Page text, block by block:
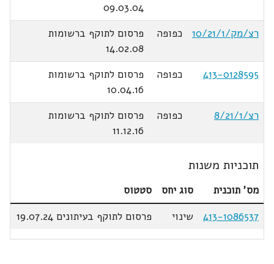
09.03.04
רצ/מק/10/21/1
כפופה
פרסום לתוקף ברשומות
14.02.08
413-0128595
כפופה
פרסום לתוקף ברשומות
10.04.16
רצ/8/21/1
כפופה
פרסום לתוקף ברשומות
11.12.16
תוכניות משנות
מס' תוכנית סוג יחס
סטטוס
413-1086537
שינוי פרסום לתוקף בעיתונים 19.07.24